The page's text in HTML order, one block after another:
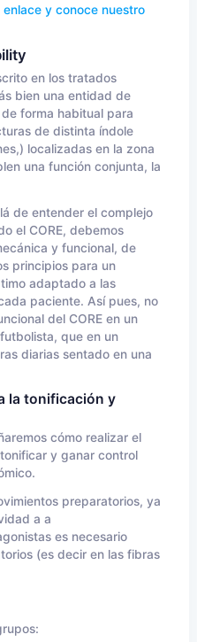
y conoce nuestro
en los tratados
bien una entidad de
forma habitual para
de distinta índole
localizadas en la zona
una función conjunta, la
de entender el complejo
el CORE, debemos
y funcional, de
principios para un
adaptado a las
paciente. Así pues, no
del CORE en un
que en un
diarias sentado en una
la tonificación y
cómo realizar el
y ganar control
preparatorios, ya
a a
es necesario
(es decir en las fibras